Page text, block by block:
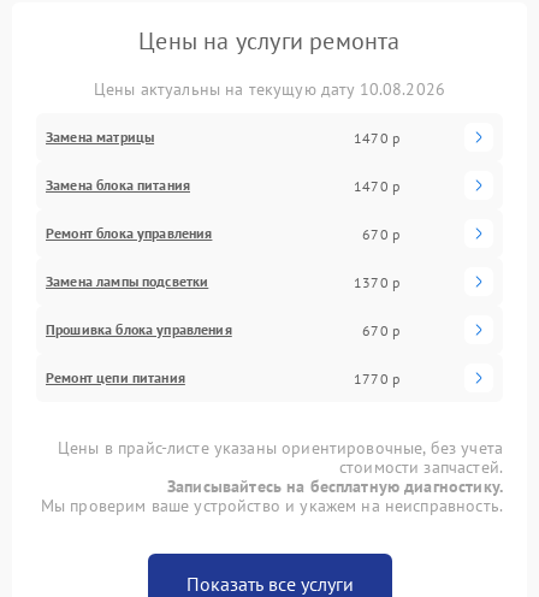
Цены на услуги ремонта
Цены актуальны на текущую дату 10.08.2026
Замена матрицы 1470 р
Замена блока питания 1470 р
Ремонт блока управления 670 р
Замена лампы подсветки 1370 р
Прошивка блока управления 670 р
Ремонт цепи питания 1770 р
Цены в прайс-листе указаны ориентировочные, без учета
стоимости запчастей.
Записывайтесь на бесплатную диагностику.
Мы проверим ваше устройство и укажем на неисправность.
Показать все услуги